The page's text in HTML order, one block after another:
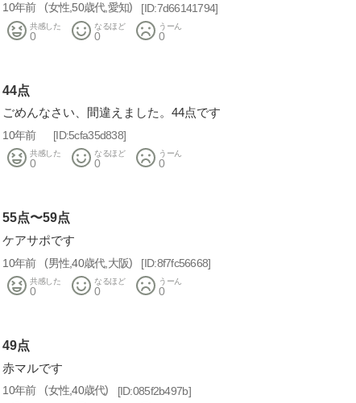
10年前 女性 50歳代 愛知 7d66141794
共感した
0
なるほど
0
うーん
0
44点
ごめんなさい、間違えました。44点です
10年前 5cfa35d838
共感した
0
なるほど
0
うーん
0
55点〜59点
ケアサポです
10年前 男性 40歳代 大阪 8f7fc56668
共感した
0
なるほど
0
うーん
0
49点
赤マルです
10年前 女性 40歳代 085f2b497b